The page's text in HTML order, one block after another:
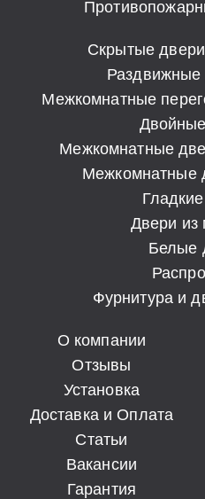
Скрытые
Раздвижные
Межкомнатные
Межкомнатные
Межкомнатные
Двери из
Белые
Фурнитура и
О компании
Отзывы
Установка
Доставка и Оплата
Статьи
Вакансии
Гарантия